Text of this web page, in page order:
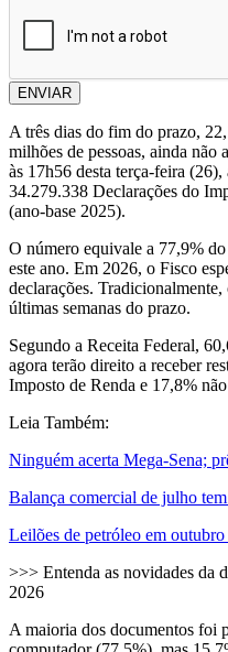
ENVIAR
A três dias do fim do prazo,
milhões de pessoas, ainda não
às 17h56 desta terça-feira
34.279.338 Declarações do
(ano-base 2025).
O número equivale a 77,9%
este ano. Em 2026, o Fisco
declarações.
últimas semanas do prazo.
Segundo a Receita Federal,
agora terão direito a receber
Imposto de Renda e 17,8%
Leia Também:
Ninguém acerta Mega-Sena;
Balança comercial de julho
Leilões de petróleo em outubro
>>> Entenda as novidades da
2026
A maioria dos documentos foi